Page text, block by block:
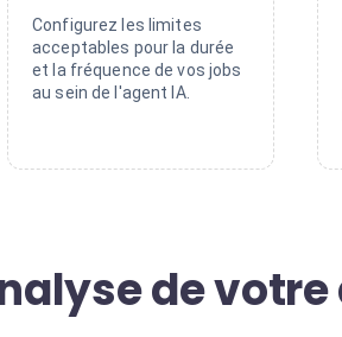
Configurez les limites
acceptables pour la durée
et la fréquence de vos jobs
au sein de l'agent IA.
de votre